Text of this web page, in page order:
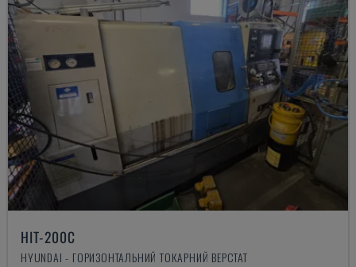
HIT-200C
HYUNDAI - ГОРИЗОНТАЛЬНИЙ ТОКАРНИЙ ВЕРСТАТ